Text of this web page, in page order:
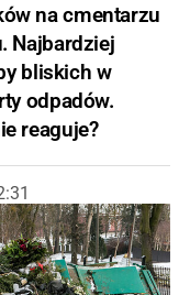
na cmentarzu
Najbardziej
bliskich w
odpadów.
reaguje?